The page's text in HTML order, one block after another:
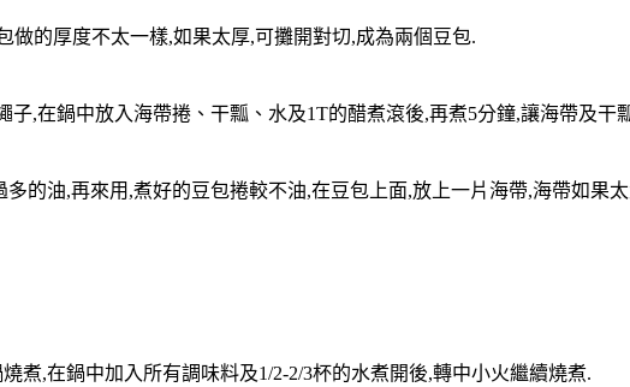
做的厚度不太一樣,如果太厚,可攤開對切,成為兩個豆包.
,在鍋中放入海帶捲、干瓢、水及1T的醋煮滾後,再煮5分鐘,讓海帶及干
的油,再來用,煮好的豆包捲較不油,在豆包上面,放上一片海帶,海帶如果
煮,在鍋中加入所有調味料及1/2-2/3杯的水煮開後,轉中小火繼續燒煮.